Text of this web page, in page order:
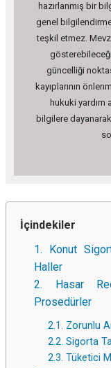
hazırlanmış bir
genel
teşkil etmez.
güncelliği
kayıplarının
hukuki yardım
bilgilere
İçindekiler
1. Konut
Haller
2. Hasar
Prosedürler
2.1. Zorunlu
2.2. Sigorta
2.3. Tüketici